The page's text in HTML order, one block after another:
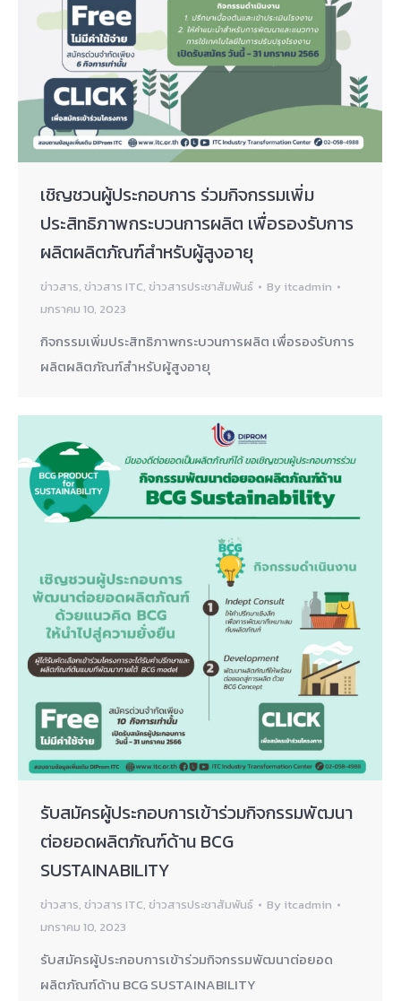
เชิญชวนผู้ประกอบการ ร่วมกิจกรรมเพิ่ม
ประสิทธิภาพกระบวนการผลิต เพื่อรองรับการ
ผลิตผลิตภัณฑ์สำหรับผู้สูงอายุ
ข่าวสาร, ข่าวสาร ITC, ข่าวสารประชาสัมพันธ์ By itcadmin
มกราคม 10, 2023
กิจกรรมเพิ่มประสิทธิภาพกระบวนการผลิต เพื่อรองรับการ
ผลิตผลิตภัณฑ์สำหรับผู้สูงอายุ
รับสมัครผู้ประกอบการเข้าร่วมกิจกรรมพัฒนา
ต่อยอดผลิตภัณฑ์ด้าน BCG
SUSTAINABILITY
ข่าวสาร, ข่าวสาร ITC, ข่าวสารประชาสัมพันธ์ By itcadmin
มกราคม 10, 2023
รับสมัครผู้ประกอบการเข้าร่วมกิจกรรมพัฒนาต่อยอด
ผลิตภัณฑ์ด้าน BCG SUSTAINABILITY